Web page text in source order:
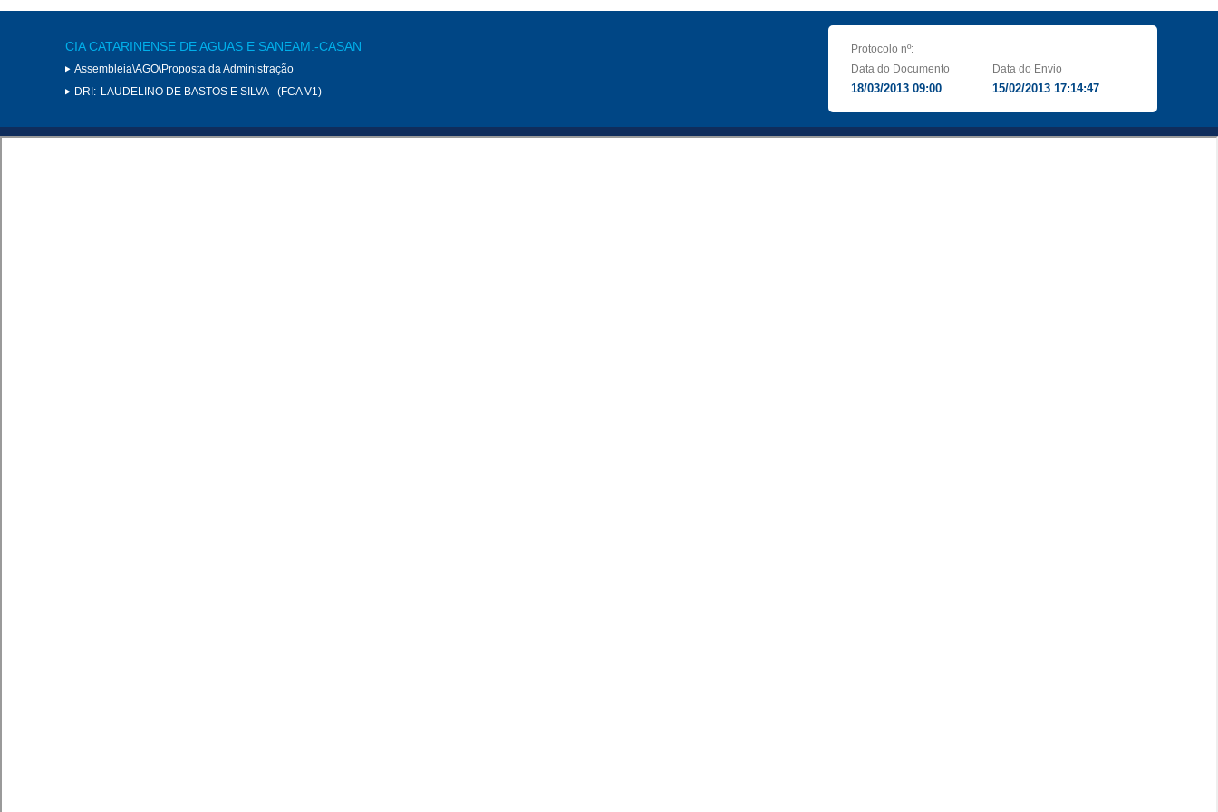
CIA CATARINENSE DE AGUAS E SANEAM.-CASAN
Assembleia\AGO\Proposta da Administração
DRI: LAUDELINO DE BASTOS E SILVA - (FCA V1)
Protocolo nº:
Data do Documento
18/03/2013 09:00
Data do Envio
15/02/2013 17:14:47